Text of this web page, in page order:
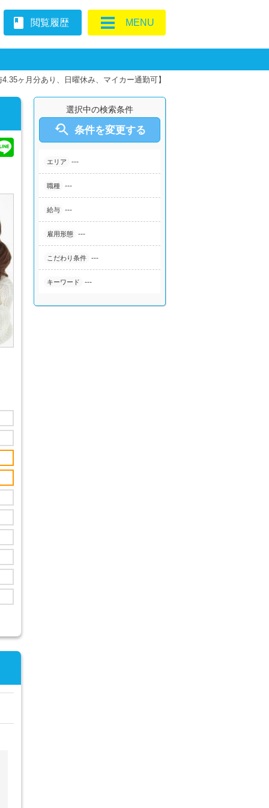
MENU
book 閲覧履歴
ヶ月分あり、日曜休み、マイカー通勤可】
選択中の検索条件
 条件を変更する
エリア ---
職種 ---
給与 ---
雇用形態 ---
こだわり条件 ---
キーワード ---